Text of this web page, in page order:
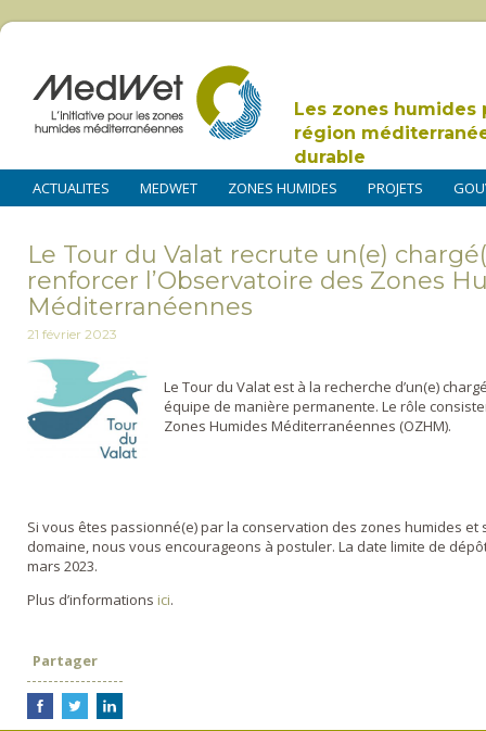
Les zones humides
région
durable
ACTUALITES MEDWET ZONES HUMIDES PROJETS
Le Tour du Valat recrute un(e)
renforcer l’Observatoire des Zones
Méditerranéennes
21 février 2023
Le Tour du Valat est à la recherche d’un(e)
équipe de manière permanente. Le rôle
Zones Humides Méditerranéennes (OZHM).
Si vous êtes passionné(e) par la conservation des zones humides
domaine, nous vous encourageons à postuler. La date limite de
mars 2023.
Plus d’informations ici.
Partager